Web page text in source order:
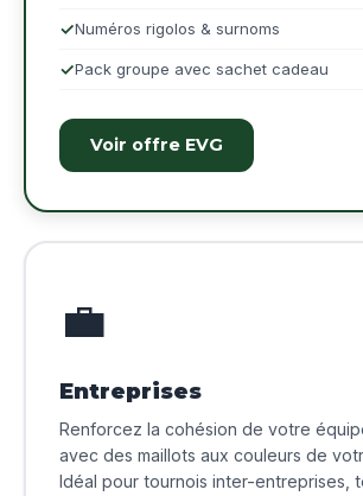
Numéros rigolos & surnoms
Pack groupe avec sachet cadeau
Voir offre EVG
💼
Entreprises
Renforcez la cohésion de votre
avec des maillots aux couleurs de
Idéal pour tournois inter-entreprises,